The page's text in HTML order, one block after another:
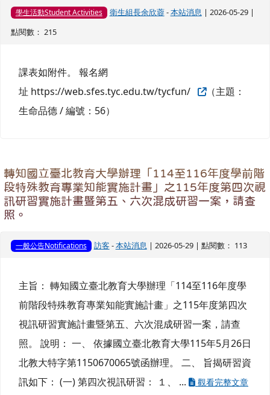
學生活動Student Activities 衛生組長余欣蓉-本站消息 | 2026-05-29 |
點閱數： 215
課表如附件。 報名網
址 https://web.sfes.tyc.edu.tw/tycfun/
（主題：
生命品德 / 編號：56）
轉知國立臺北教育大學辦理「114至116年度學前階
段特殊教育專業知能實施計畫」之115年度第四次視
訊研習實施計畫暨第五、六次混成研習一案，請查
照。
一般公告Notifications 訪客 -本站消息 | 2026-05-29 | 點閱數： 113
主旨： 轉知國立臺北教育大學辦理「114至116年度學
前階段特殊教育專業知能實施計畫」之115年度第四次
視訊研習實施計畫暨第五、六次混成研習一案，請查
照。 說明： 一、 依據國立臺北教育大學115年5月26日
北教大特字第1150670065號函辦理。 二、 旨揭研習資
訊如下： (一) 第四次視訊研習： １、 ...
觀看完整文章